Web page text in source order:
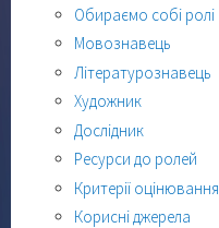
Обираємо собі ролі
Мовознавець
Літературознавець
Художник
Дослідник
Ресурси до ролей
Критерії оцінювання
Корисні джерела